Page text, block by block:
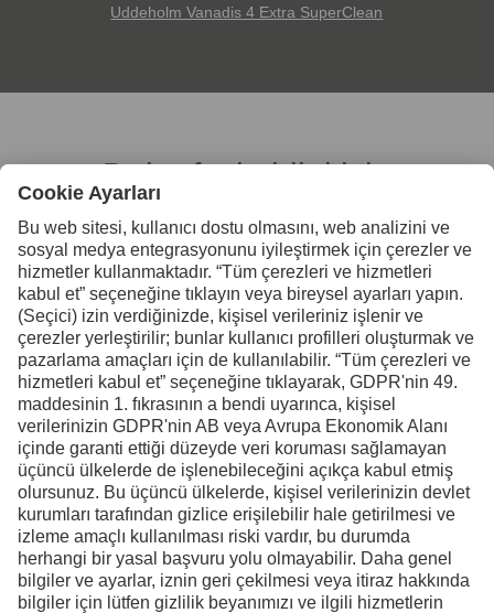
Uddeholm Vanadis 4 Extra SuperClean
Daha fazla bilgi için
bizimle iletişime geçin
Uddeholm Türkiye
Facebook